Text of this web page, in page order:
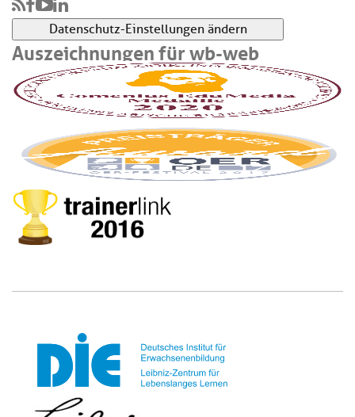
Datenschutz-Einstellungen ändern
Auszeichnungen für wb-web